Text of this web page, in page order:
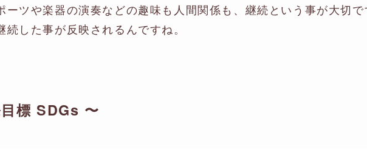
ーツや楽器の演奏などの趣味も人間関係も、継続という事が大切
した事が反映されるんですね。
標 SDGs 〜